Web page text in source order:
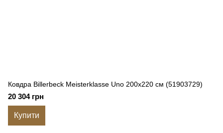
Ковдра Billerbeck Meisterklasse Uno 200x220 см (51903729)
20 304 грн
Купити